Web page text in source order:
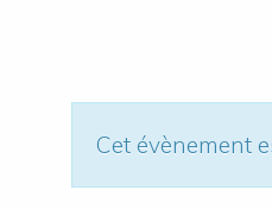
Cet évènement